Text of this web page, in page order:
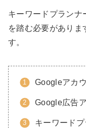
キーワードプランナ
を踏む必要があり
す。
Googleアカ
Google広告
キーワード